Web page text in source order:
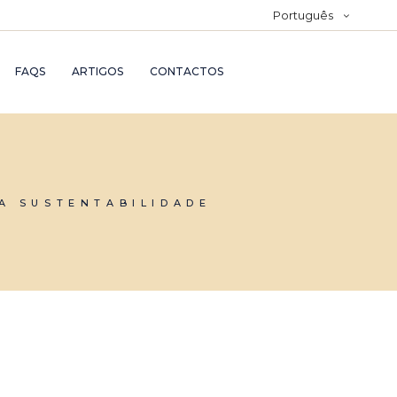
Português
FAQS ARTIGOS CONTACTOS
SUSTENTABILIDADE